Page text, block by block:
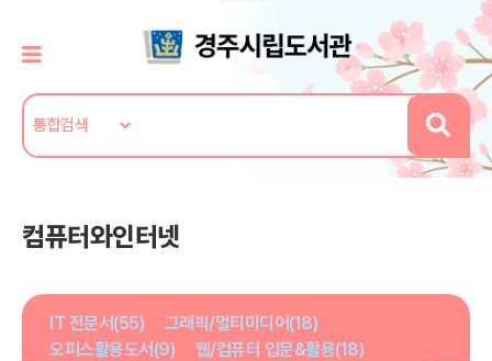
컴퓨터와인터넷
IT 전문서(55)
그래픽/멀티미디어(18)
오피스활용도서(9)
웹/컴퓨터 입문&활용(18)